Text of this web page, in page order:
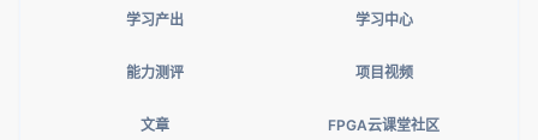
学习产出 学习中心
能力测评 项目视频
文章 FPGA云课堂社区